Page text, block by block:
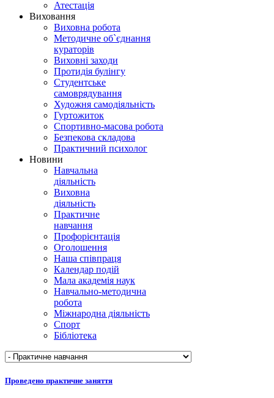
Атестація
Виховання
Виховна робота
Методичне об`єднання
кураторів
Виховні заходи
Протидія булінгу
Студентське
самоврядування
Художня самодіяльність
Гуртожиток
Спортивно-масова робота
Безпекова складова
Практичний психолог
Новини
Навчальна
діяльність
Виховна
діяльність
Практичне
навчання
Профорієнтація
Оголошення
Наша співпраця
Календар подій
Мала академія наук
Навчально-методична
робота
Міжнародна діяльність
Спорт
Бібліотека
Проведено практичне заняття